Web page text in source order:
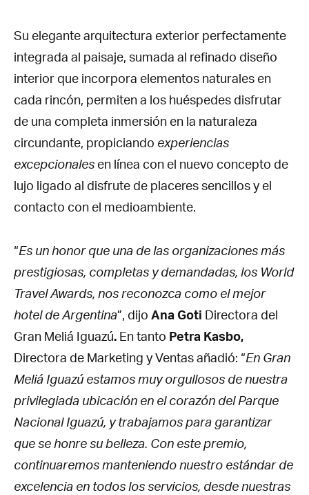
Su elegante arquitectura exterior perfectamente
integrada al paisaje, sumada al refinado diseño
interior que incorpora elementos naturales en
cada rincón, permiten a los huéspedes disfrutar
de una completa inmersión en la naturaleza
circundante, propiciando experiencias
excepcionales en línea con el nuevo concepto de
lujo ligado al disfrute de placeres sencillos y el
contacto con el medioambiente.
“Es un honor que una de las organizaciones más
prestigiosas, completas y demandadas, los World
Travel Awards, nos reconozca como el mejor
hotel de Argentina”, dijo Ana Goti Directora del
Gran Meliá Iguazú. En tanto Petra Kasbo,
Directora de Marketing y Ventas añadió: “En Gran
Meliá Iguazú estamos muy orgullosos de nuestra
privilegiada ubicación en el corazón del Parque
Nacional Iguazú, y trabajamos para garantizar
que se honre su belleza. Con este premio,
continuaremos manteniendo nuestro estándar de
excelencia en todos los servicios, desde nuestras